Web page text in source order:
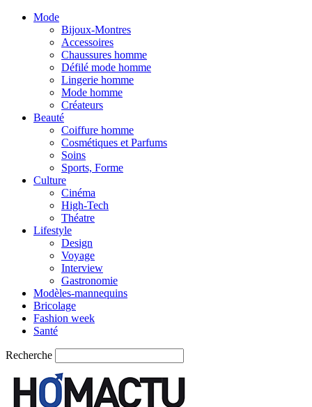
Mode
Bijoux-Montres
Accessoires
Chaussures homme
Défilé mode homme
Lingerie homme
Mode homme
Créateurs
Beauté
Coiffure homme
Cosmétiques et Parfums
Soins
Sports, Forme
Culture
Cinéma
High-Tech
Théatre
Lifestyle
Design
Voyage
Interview
Gastronomie
Modèles-mannequins
Bricolage
Fashion week
Santé
Recherche